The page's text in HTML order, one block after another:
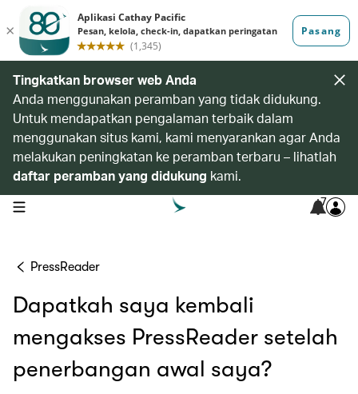
Tingkatkan browser web Anda
Anda menggunakan peramban yang tidak didukung.
Untuk mendapatkan pengalaman terbaik dalam
menggunakan situs kami, kami menyarankan agar Anda
melakukan peningkatan ke peramban terbaru – lihatlah
daftar peramban yang didukung kami.
open navigation menu 7
PressReader
Dapatkah saya kembali
mengakses PressReader setelah
penerbangan awal saya?